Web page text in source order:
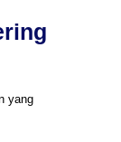
yang